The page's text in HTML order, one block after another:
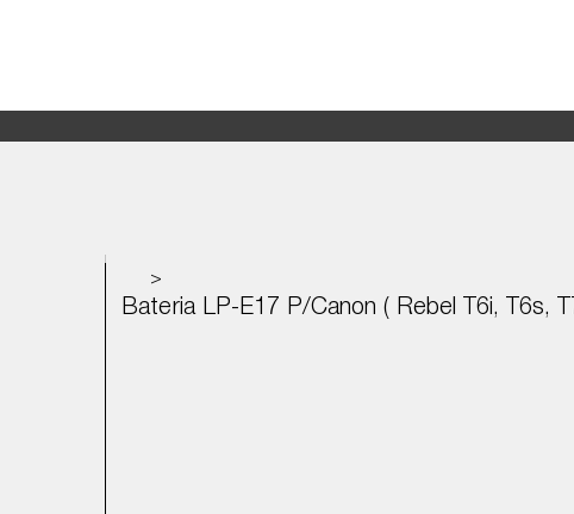
>
Bateria LP-E17 P/Canon ( Rebel T6i, T6s,